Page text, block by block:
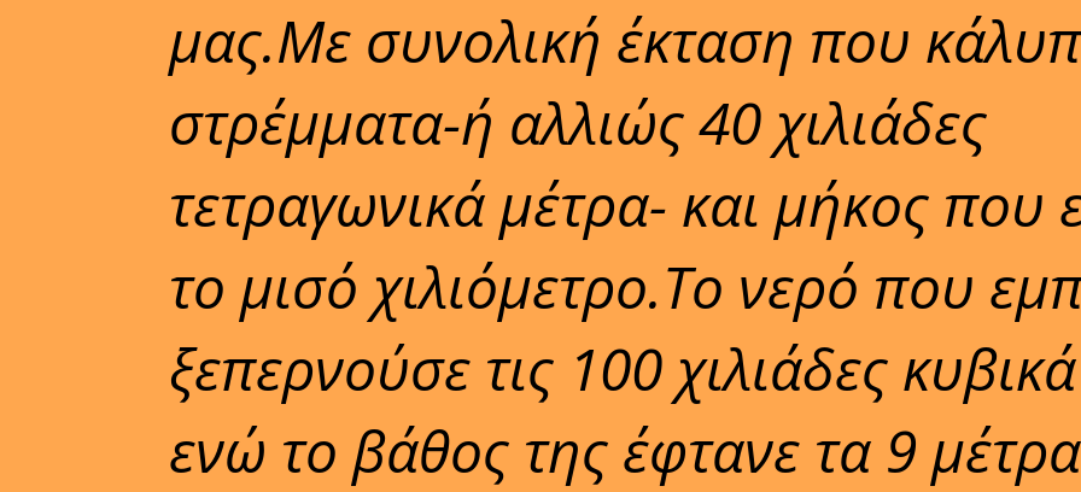
μας.Με συνολική έκταση που
στρέμματα-ή αλλιώς 40 χιλιάδες
τετραγωνικά μέτρα- και μήκος που
το μισό χιλιόμετρο.Το νερό που
ξεπερνούσε τις 100 χιλιάδες
ενώ το βάθος της έφτανε τα 9